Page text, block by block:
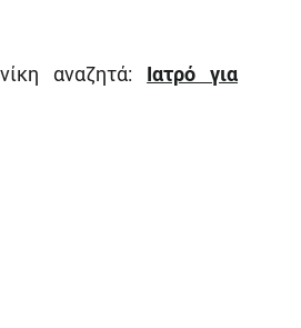
αναζητά: Ιατρό για